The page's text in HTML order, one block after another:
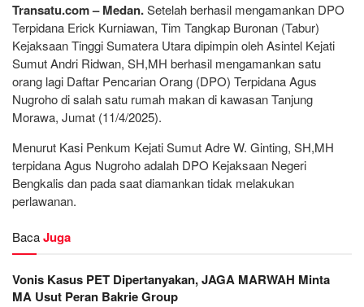
Transatu.com – Medan.Setelah berhasil mengamankan DPO
Terpidana Erick Kurniawan, Tim Tangkap Buronan (Tabur)
Kejaksaan Tinggi Sumatera Utara dipimpin oleh Asintel Kejati
Sumut Andri Ridwan, SH,MH berhasil mengamankan satu
orang lagi Daftar Pencarian Orang (DPO) Terpidana Agus
Nugroho di salah satu rumah makan di kawasan Tanjung
Morawa, Jumat (11/4/2025).
Menurut Kasi Penkum Kejati Sumut Adre W. Ginting, SH,MH
terpidana Agus Nugroho adalah DPO Kejaksaan Negeri
Bengkalis dan pada saat diamankan tidak melakukan
perlawanan.
BacaJuga
Vonis Kasus PET Dipertanyakan, JAGA MARWAH Minta
MA Usut Peran Bakrie Group